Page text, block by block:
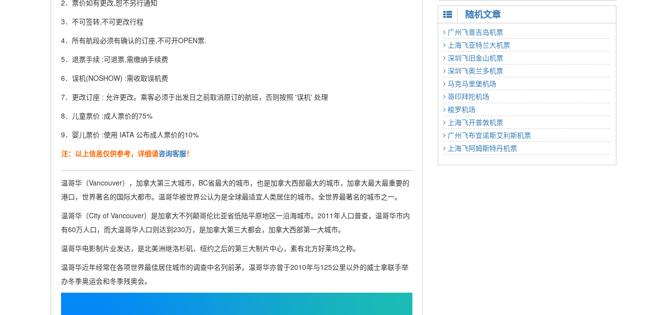
2．票价如有更改,恕不另行通知
3．不可签转,不可更改行程
4．所有航段必须有确认的订座,不可开OPEN票.
5．退票手续 :可退票,需缴纳手续费
6．误机(NOSHOW) :需收取误机费
7．更改订座 : 允许更改。乘客必须于出发日之前取消原订的航班，否则按照 '误机' 处理
8．儿童票价 :成人票价的75%
9．婴儿票价 :使用 IATA 公布成人票价的10%
注：以上信息仅供参考，详细请咨询客服！
温哥华（Vancouver），加拿大第三大城市，BC省最大的城市，也是加拿大西部最大的城市，加拿大最大最重要的
港口，世界著名的国际大都市。温哥华被世界公认为是全球最适宜人类居住的城市。全世界最著名的城市之一。
温哥华（City of Vancouver）是加拿大不列颠哥伦比亚省低陆平原地区一沿海城市。2011年人口普查，温哥华市内
有60万人口，而大温哥华人口则达到230万，是加拿大第三大都会，加拿大西部第一大城市。
温哥华电影制片业发达，是北美洲继洛杉矶、纽约之后的第三大制片中心，素有北方好莱坞之称。
温哥华近年经常在各项世界最佳居住城市的调查中名列前茅。温哥华亦曾于2010年与125公里以外的威士拿联手举
办冬季奥运会和冬季残奥会。
随机文章
广州飞普吉岛机票
上海飞亚特兰大机票
深圳飞旧金山机票
深圳飞奥兰多机票
马克马里堡机场
哥印拜陀机场
梭罗机场
上海飞开普敦机票
广州飞布宜诺斯艾利斯机票
上海飞阿姆斯特丹机票